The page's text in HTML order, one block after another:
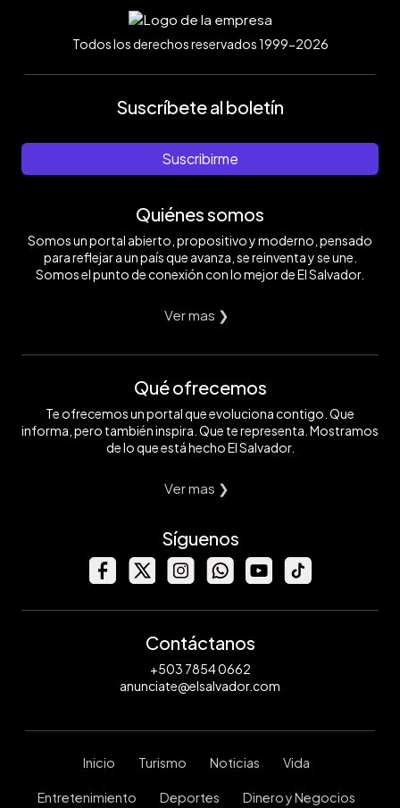
Todos los derechos reservados 1999-2026
Suscríbete al boletín
Suscribirme
Quiénes somos
Somos un portal abierto, propositivo y moderno, pensado
para reflejar a un país que avanza, se reinventa y se une.
Somos el punto de conexión con lo mejor de El Salvador.
Ver mas ❯
Qué ofrecemos
Te ofrecemos un portal que evoluciona contigo. Que
informa, pero también inspira. Que te representa. Mostramos
de lo que está hecho El Salvador.
Ver mas ❯
Síguenos
Contáctanos
+503 7854 0662
anunciate@elsalvador.com
Inicio Turismo Noticias Vida
Entretenimiento Deportes Dinero y Negocios